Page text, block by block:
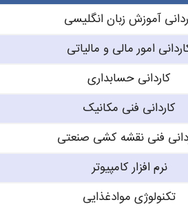
آموزش زبان انگلیسی
امور مالی و مالیاتی
کاردانی حسابدارى
کاردانی فنی مکانیک
فنی نقشه کشی صنعتی
نرم افزار کامپیوتر
تکنولوژى موادغذایی